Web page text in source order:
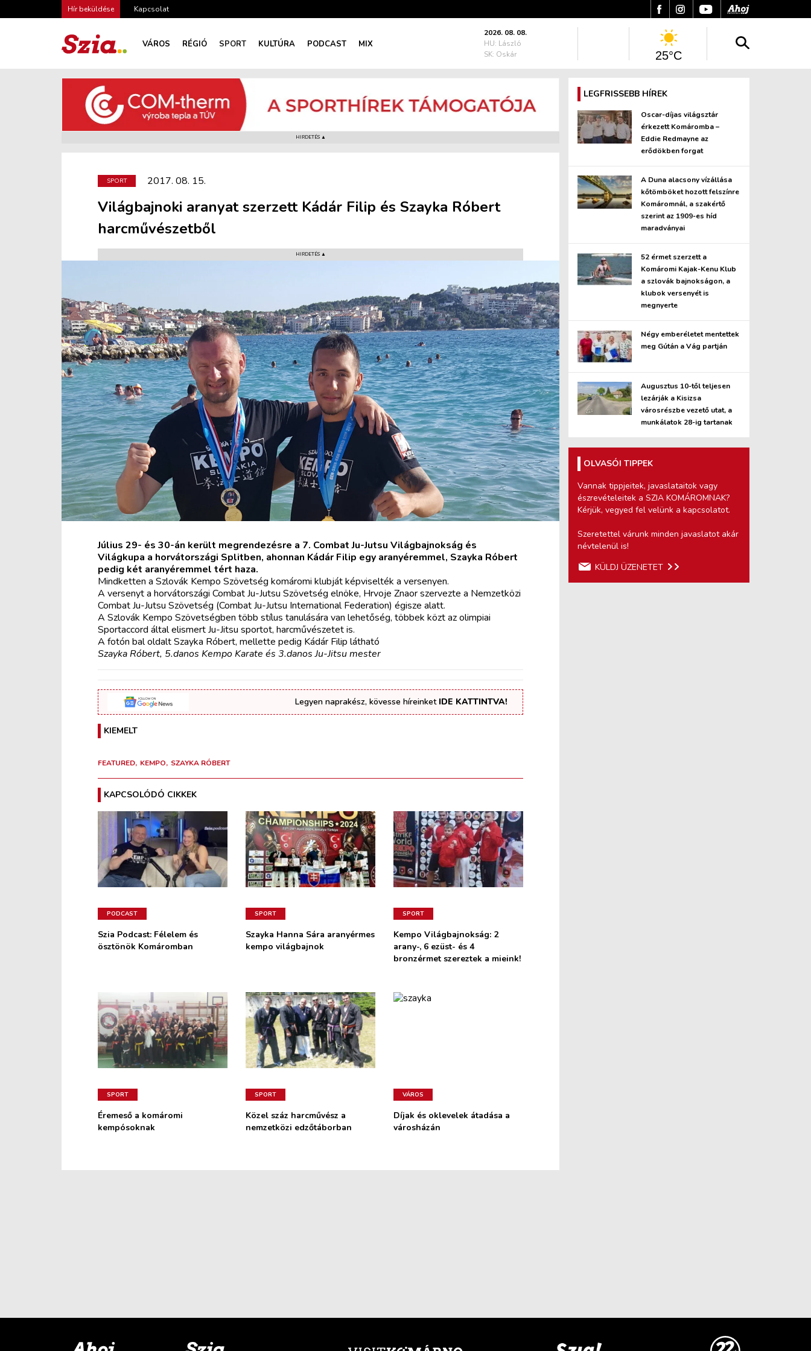
Hír beküldése Kapcsolat
VÁROS RÉGIÓ SPORT KULTÚRA PODCAST MIX
2026. 08. 08.
HU: László
SK: Oskár
25°C
HIRDETÉS ▲
SPORT 2017. 08. 15.
Világbajnoki aranyat szerzett Kádár Filip és Szayka Róbert
harcművészetből
HIRDETÉS ▲
Július 29- és 30-án került megrendezésre a 7. Combat Ju-Jutsu Világbajnokság és
Világkupa a horvátországi Splitben, ahonnan Kádár Filip egy aranyéremmel, Szayka Róbert
pedig két aranyéremmel tért haza.
Mindketten a Szlovák Kempo Szövetség komáromi klubját képviselték a versenyen.
A versenyt a horvátországi Combat Ju-Jutsu Szövetség elnöke, Hrvoje Znaor szervezte a Nemzetközi
Combat Ju-Jutsu Szövetség (Combat Ju-Jutsu International Federation) égisze alatt.
A Szlovák Kempo Szövetségben több stílus tanulására van lehetőség, többek közt az olimpiai
Sportaccord által elismert Ju-Jitsu sportot, harcművészetet is.
A fotón bal oldalt Szayka Róbert, mellette pedig Kádár Filip látható
Szayka Róbert, 5.danos Kempo Karate és 3.danos Ju-Jitsu mester
Legyen naprakész, kövesse híreinket IDE KATTINTVA!
KIEMELT
FEATURED KEMPO SZAYKA RÓBERT
KAPCSOLÓDÓ CIKKEK
PODCAST
Szia Podcast: Félelem és
ösztönök Komáromban
SPORT
Szayka Hanna Sára aranyérmes
kempo világbajnok
SPORT
Kempo Világbajnokság: 2
arany-, 6 ezüst- és 4
bronzérmet szereztek a mieink!
SPORT
Éremeső a komáromi
kempósoknak
SPORT
Közel száz harcművész a
nemzetközi edzőtáborban
VÁROS
Díjak és oklevelek átadása a
városházán
LEGFRISSEBB HÍREK
Oscar-díjas világsztár
érkezett Komáromba –
Eddie Redmayne az
erődökben forgat
A Duna alacsony vízállása
kőtömböket hozott felszínre
Komáromnál, a szakértő
szerint az 1909-es híd
maradványai
52 érmet szerzett a
Komáromi Kajak-Kenu Klub
a szlovák bajnokságon, a
klubok versenyét is
megnyerte
Négy emberéletet mentettek
meg Gútán a Vág partján
Augusztus 10-től teljesen
lezárják a Kisizsa
városrészbe vezető utat, a
munkálatok 28-ig tartanak
OLVASÓI TIPPEK
Vannak tippjeitek, javaslataitok vagy
észrevételeitek a SZIA KOMÁROMNAK?
Kérjük, vegyed fel velünk a kapcsolatot.
Szeretettel várunk minden javaslatot akár
névtelenül is!
KÜLDJ ÜZENETET